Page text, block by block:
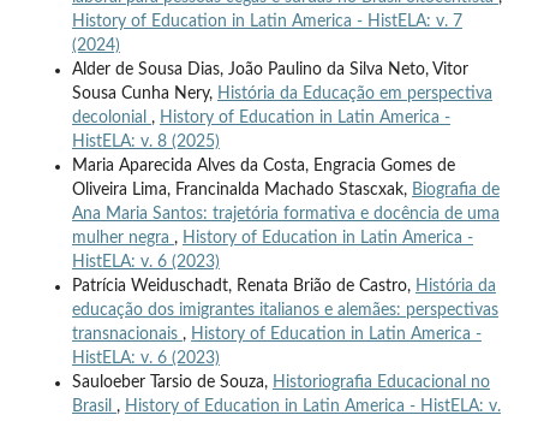
History of Education in Latin America - HistELA: v. 7
(2024)
Alder de Sousa Dias, João Paulino da Silva Neto, Vitor
Sousa Cunha Nery, História da Educação em perspectiva
decolonial , History of Education in Latin America -
HistELA: v. 8 (2025)
Maria Aparecida Alves da Costa, Engracia Gomes de
Oliveira Lima, Francinalda Machado Stascxak, Biografia de
Ana Maria Santos: trajetória formativa e docência de uma
mulher negra , History of Education in Latin America -
HistELA: v. 6 (2023)
Patrícia Weiduschadt, Renata Brião de Castro, História da
educação dos imigrantes italianos e alemães: perspectivas
transnacionais , History of Education in Latin America -
HistELA: v. 6 (2023)
Sauloeber Tarsio de Souza, Historiografia Educacional no
Brasil , History of Education in Latin America - HistELA: v.